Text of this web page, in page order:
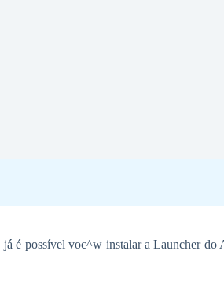
é possível voc^w instalar a Launcher